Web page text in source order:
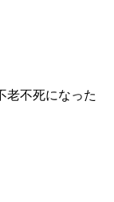
老不死になった